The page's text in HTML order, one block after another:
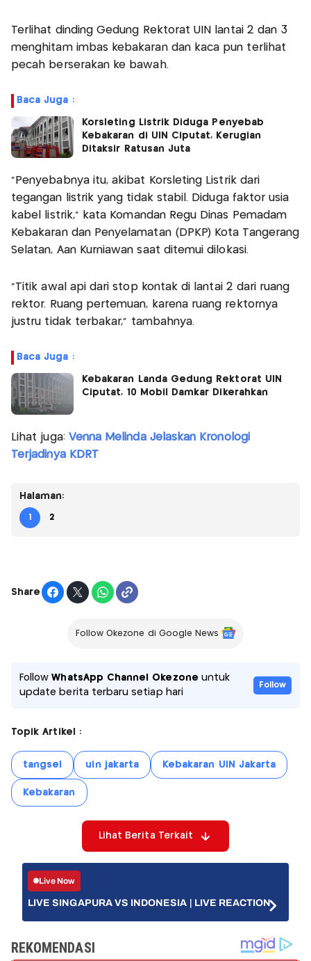
Terlihat dinding Gedung Rektorat UIN lantai 2 dan 3
menghitam imbas kebakaran dan kaca pun terlihat
pecah berserakan ke bawah.
Baca Juga :
Korsleting Listrik Diduga Penyebab
Kebakaran di UIN Ciputat, Kerugian
Ditaksir Ratusan Juta
"Penyebabnya itu, akibat Korsleting Listrik dari
tegangan listrik yang tidak stabil. Diduga faktor usia
kabel listrik," kata Komandan Regu Dinas Pemadam
Kebakaran dan Penyelamatan (DPKP) Kota Tangerang
Selatan, Aan Kurniawan saat ditemui dilokasi.
"Titik awal api dari stop kontak di lantai 2 dari ruang
rektor. Ruang pertemuan, karena ruang rektornya
justru tidak terbakar," tambahnya.
Baca Juga :
Kebakaran Landa Gedung Rektorat UIN
Ciputat, 10 Mobil Damkar Dikerahkan
Lihat juga: Venna Melinda Jelaskan Kronologi
Terjadinya KDRT
Halaman:
1 2
Share
Follow Okezone di Google News
FollowWhatsApp Channel Okezone untuk
update berita terbaru setiap hari
Follow
Topik Artikel :
tangsel uin jakarta Kebakaran UIN Jakarta
Kebakaran
Lihat Berita Terkait
Live Now
LIVE SINGAPURA VS INDONESIA | LIVE REACTION